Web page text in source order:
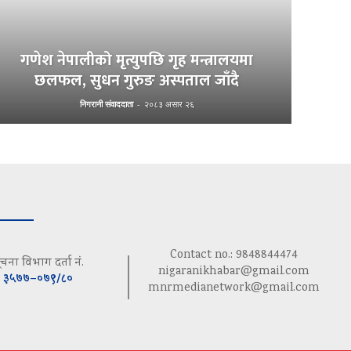
गणेश नेपालीको मृत्युपछि गृह मन्त्रालयमा
छलफल, सुधन गुरुङ अस्पताल जाँदै
निगरानी संवाददाता - २०८३ असार २६
विभाग दर्ता नं.
३५७७–०७९/८०
Contact no.: 9848844474
nigaranikhabar@gmail.com
mnrmedianetwork@gmail.com